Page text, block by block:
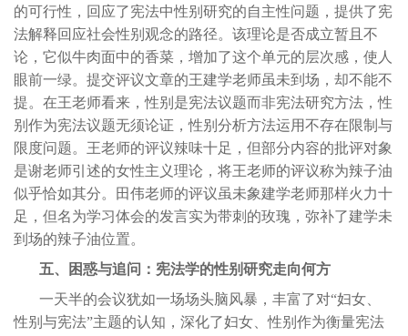
的可行性，回应了宪法中性别研究的自主性问题，提供了宪
法解释回应社会性别观念的路径。该理论是否成立暂且不
论，它似牛肉面中的香菜，增加了这个单元的层次感，使人
眼前一绿。提交评议文章的王建学老师虽未到场，却不能不
提。在王老师看来，性别是宪法议题而非宪法研究方法，性
别作为宪法议题无须论证，性别分析方法运用不存在限制与
限度问题。王老师的评议辣味十足，但部分内容的批评对象
是谢老师引述的女性主义理论，将王老师的评议称为辣子油
似乎恰如其分。田伟老师的评议虽未象建学老师那样火力十
足，但名为学习体会的发言实为带刺的玫瑰，弥补了建学未
到场的辣子油位置。
五、困惑与追问：宪法学的性别研究走向何方
一天半的会议犹如一场场头脑风暴，丰富了对“妇女、
性别与宪法”主题的认知，深化了妇女、性别作为衡量宪法